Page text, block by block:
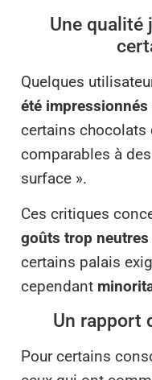
Une qualité
Quelques
été
certains chocolats
comparables à
surface ».
Ces critiques
goûts trop neutres
certains palais
cependant
Un rapport
Pour certains